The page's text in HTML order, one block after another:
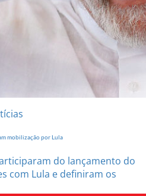
mobilização por Lula
do lançamento do
com Lula e definiram os